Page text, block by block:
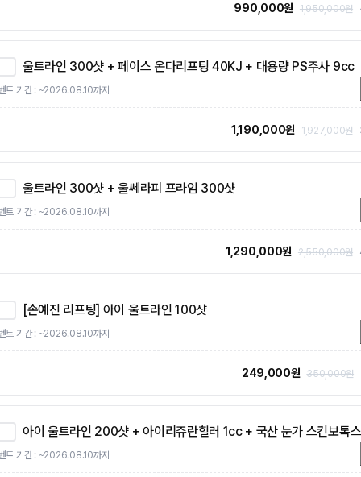
990,000원 1,950,000원
울트라인 300샷 + 페이스 온다리프팅 40KJ + 대용량 PS주사 9cc
트 기간 : ~2026.08.10까지
1,190,000원 1,927,000원
울트라인 300샷 + 울쎄라피 프라임 300샷
트 기간 : ~2026.08.10까지
1,290,000원 2,550,000원
[손예진 리프팅] 아이 울트라인 100샷
트 기간 : ~2026.08.10까지
249,000원 350,000원
아이 울트라인 200샷 + 아이리쥬란힐러 1cc + 국산 눈가 스킨보톡스
트 기간 : ~2026.08.10까지